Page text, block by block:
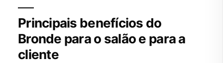
Principais benefícios do
Bronde para o salão e para a
cliente